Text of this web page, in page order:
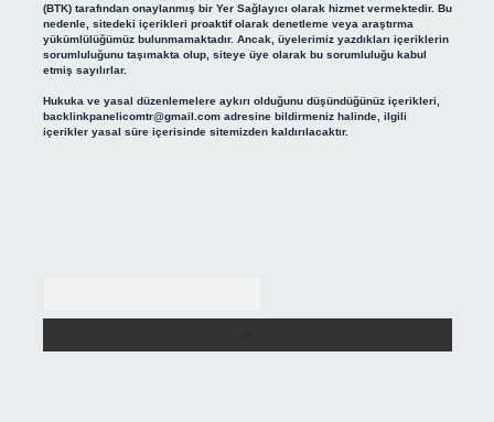
(BTK) tarafından onaylanmış bir Yer Sağlayıcı olarak hizmet vermektedir. Bu
nedenle, sitedeki içerikleri proaktif olarak denetleme veya araştırma
yükümlülüğümüz bulunmamaktadır. Ancak, üyelerimiz yazdıkları içeriklerin
sorumluluğunu taşımakta olup, siteye üye olarak bu sorumluluğu kabul
etmiş sayılırlar.
Hukuka ve yasal düzenlemelere aykırı olduğunu düşündüğünüz içerikleri,
backlinkpanelicomtr@gmail.comadresine bildirmeniz halinde, ilgili
içerikler yasal süre içerisinde sitemizden kaldırılacaktır.